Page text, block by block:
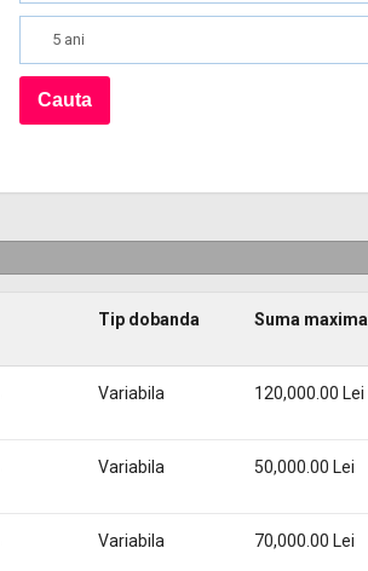
5 ani
Tip dobanda Suma maxima
Variabila
120,000.00 Lei
Variabila
50,000.00 Lei
Variabila
70,000.00 Lei